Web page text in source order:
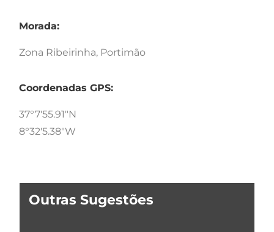
Morada:
Zona Ribeirinha, Portimão
Coordenadas GPS:
37°7'55.91"N
8°32'5.38"W
Outras Sugestões